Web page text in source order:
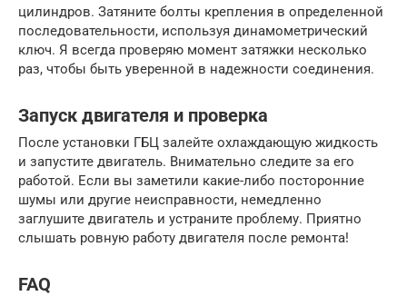
цилиндров. Затяните болты крепления в определенной
последовательности, используя динамометрический
ключ. Я всегда проверяю момент затяжки несколько
раз, чтобы быть уверенной в надежности соединения.
Запуск двигателя и проверка
После установки ГБЦ залейте охлаждающую жидкость
и запустите двигатель. Внимательно следите за его
работой. Если вы заметили какие-либо посторонние
шумы или другие неисправности, немедленно
заглушите двигатель и устраните проблему. Приятно
слышать ровную работу двигателя после ремонта!
FAQ